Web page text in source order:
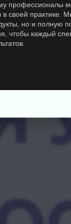
профессионалы
в своей практике.
но и полную
чтобы каждый